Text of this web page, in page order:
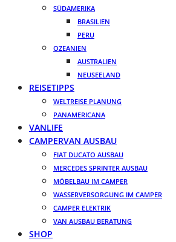
SÜDAMERIKA
BRASILIEN
PERU
OZEANIEN
AUSTRALIEN
NEUSEELAND
REISETIPPS
WELTREISE PLANUNG
PANAMERICANA
VANLIFE
CAMPERVAN AUSBAU
FIAT DUCATO AUSBAU
MERCEDES SPRINTER AUSBAU
MÖBELBAU IM CAMPER
WASSERVERSORGUNG IM CAMPER
CAMPER ELEKTRIK
VAN AUSBAU BERATUNG
SHOP